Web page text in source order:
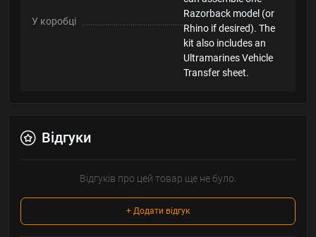
У коробці
Razorback model (or
Rhino if desired). The
kit also includes an
Ultramarines Vehicle
Transfer sheet.
Відгуки
Відгуків про цей товар ще не було.
+ Додати відгук